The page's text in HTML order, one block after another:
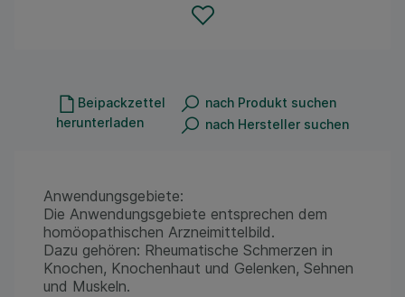
Beipackzettel
herunterladen
nach Produkt suchen
nach Hersteller suchen
Anwendungsgebiete:
Die Anwendungsgebiete entsprechen dem
homöopathischen Arzneimittelbild.
Dazu gehören: Rheumatische Schmerzen in
Knochen, Knochenhaut und Gelenken, Sehnen
und Muskeln.